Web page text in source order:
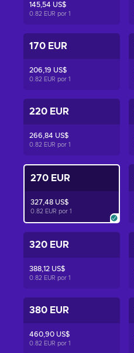
145,54 US$
0.82 EUR por 1
170 EUR
206,19 US$
0.82 EUR por 1
220 EUR
266,84 US$
0.82 EUR por 1
270 EUR
327,48 US$
0.82 EUR por 1
320 EUR
388,12 US$
0.82 EUR por 1
380 EUR
460,90 US$
0.82 EUR por 1